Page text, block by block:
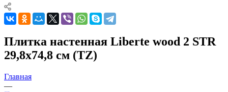
Плитка настенная Liberte wood 2 STR
29,8x74,8 см (TZ)
Главная
—